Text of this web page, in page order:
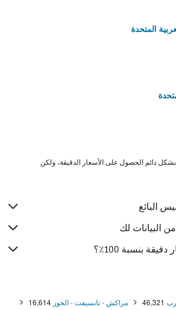
المتحدة
البيانات لك
بنسبة 100٪؟
46,321 مراكش - تانسيفت - الحوز 16,614